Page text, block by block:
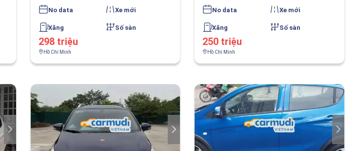
No data Xe mới
Xăng Số sàn
298 triệu
Hồ Chí Minh
No data Xe mới
Xăng Số sàn
250 triệu
Hồ Chí Minh